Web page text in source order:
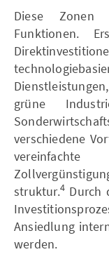
Diese Zonen
Funktionen.
grüne
verschiedene
struktur.4 Durch
Ansiedlung
werden.